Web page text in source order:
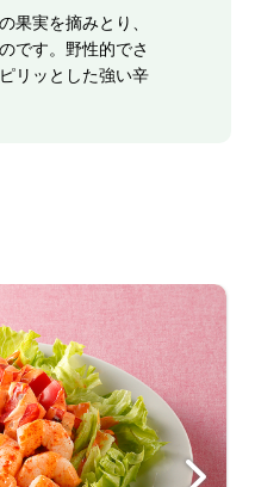
果実を摘みとり、
です。野性的でさ
リッとした強い辛